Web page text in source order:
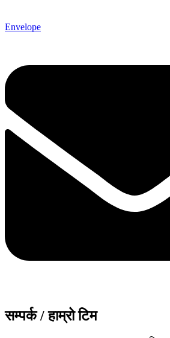
Envelope
सम्पर्क / हाम्रो टिम